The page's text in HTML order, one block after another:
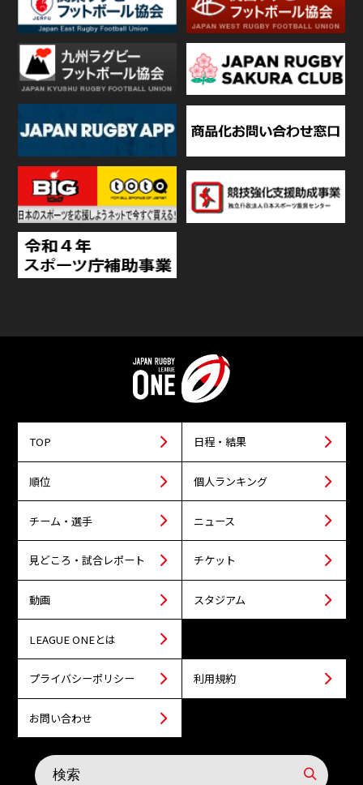
TOP 日程・結果
順位 個人ランキング
チーム・選手 ニュース
見どころ・試合レポート チケット
動画 スタジアム
LEAGUE ONEとは
プライバシーポリシー 利用規約
お問い合わせ